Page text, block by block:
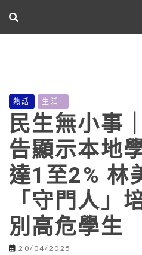
熱話 生活+
民生無小事
告顯示本地
達1至2% 林
「守門人」
別高危學生
20/04/2025